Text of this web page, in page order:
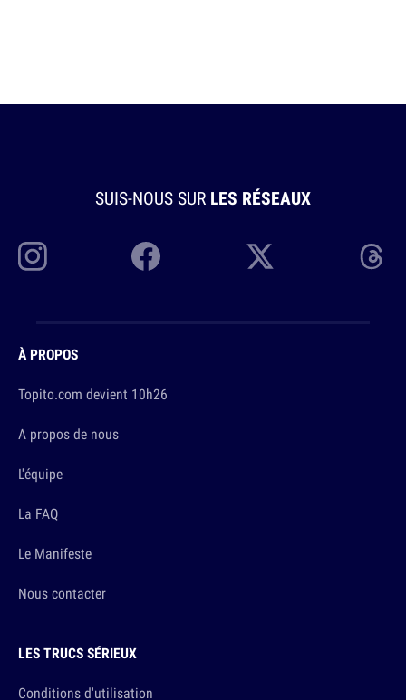
SUIS-NOUS SUR LES RÉSEAUX
À PROPOS
Topito.com devient 10h26
A propos de nous
L'équipe
La FAQ
Le Manifeste
Nous contacter
LES TRUCS SÉRIEUX
Conditions d'utilisation